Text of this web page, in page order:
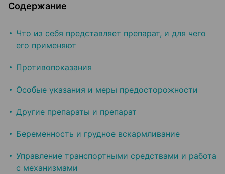
Содержание
Что из себя представляет препарат, и для чего
его применяют
Противопоказания
Особые указания и меры предосторожности
Другие препараты и препарат
Беременность и грудное вскармливание
Управление транспортными средствами и работа
с механизмами